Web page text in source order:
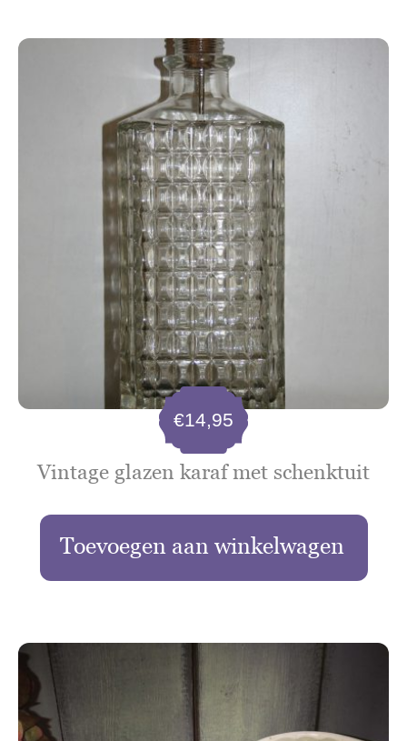
Vintage glazen karaf met schenktuit
€14,95
Toevoegen aan winkelwagen